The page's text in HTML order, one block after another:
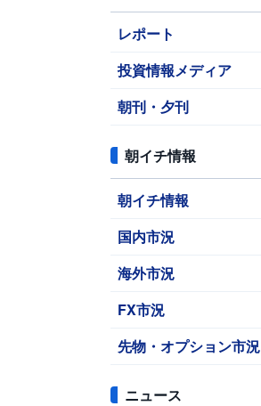
レポート
投資情報メディア
朝刊・夕刊
朝イチ情報
朝イチ情報
国内市況
海外市況
FX市況
先物・オプション市況
ニュース